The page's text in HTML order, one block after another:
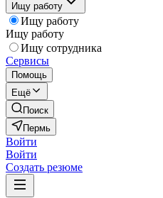
Ищу работу
Ищу работу
Ищу работу
Ищу сотрудника
Сервисы
Помощь
Ещё
Поиск
Пермь
Войти
Войти
Создать резюме